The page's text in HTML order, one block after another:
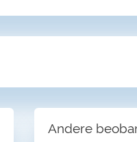
Andere